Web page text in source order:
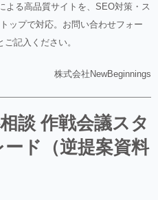
よる高品質サイトを、SEO対策・ス
ップで対応。お問い合わせフォー
記入ください。
株式会社NewBeginnings
談 作戦会議スタ
ド（逆提案資料